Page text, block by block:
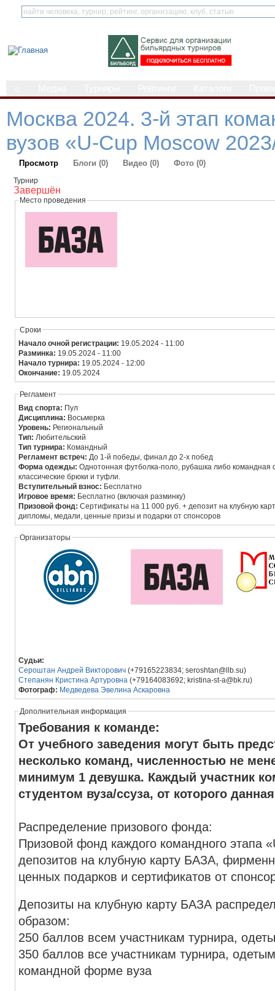
Москва 2024. 3-й этап
вузов «U-Cup Moscow
Просмотр Блоги (0) Видео (0) Фото (0)
Турнир
Завершён
Место проведения
Сроки
Начало очной регистрации: 19.05.2024 - 11:00
Разминка: 19.05.2024 - 11:00
Начало турнира: 19.05.2024 - 12:00
Окончание: 19.05.2024
Регламент
Вид спорта: Пул
Дисциплина: Восьмерка
Уровень: Региональный
Тип: Любительский
Тип турнира: Командный
Регламент встреч: До 1-й победы, финал до 2-х побед
Форма одежды:Однотонная футболка-поло, рубашка либо
классические брюки и туфли.
Вступительный взнос: Бесплатно
Игровое время: Бесплатно (включая разминку)
Призовой фонд:Сертификаты на 11 000 руб. + депозит на клубную
дипломы, медали, ценные призы и подарки от спонсоров
Организаторы
Судьи:
Сероштан Андрей Викторович (+79165223834; seroshtan@llb.su)
Степанян Кристина Артуровна (+79164083692; kristina-st-a@bk.ru)
Фотограф: Медведева Эвелина Аскаровна
Дополнительная информация
Требования к команде:
От учебного заведения могут быть
несколько команд, численностью не
минимум 1 девушка. Каждый участник
студентом вуза/ссуза, от которого
Распределение призового фонда:
Призовой фонд каждого командного этапа
депозитов на клубную карту БАЗА,
ценных подарков и сертификатов от
Депозиты на клубную карту БАЗА
образом:
250 баллов всем участникам турнира,
350 баллов все участникам турнира,
командной форме вуза